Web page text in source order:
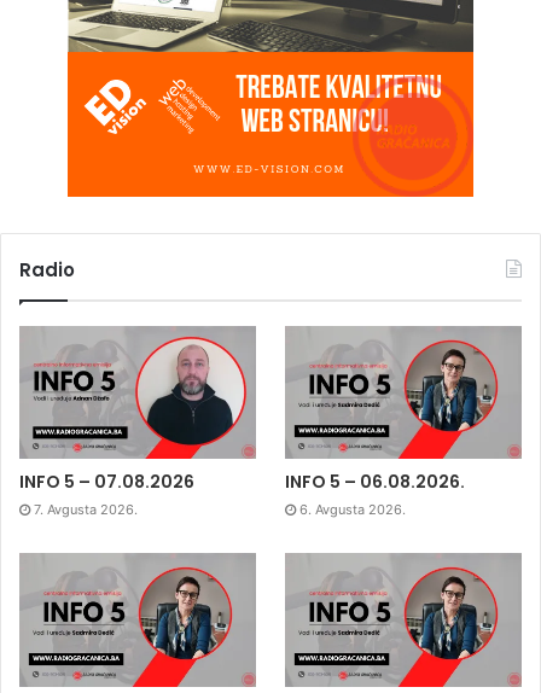
Radio
INFO 5 – 07.08.2026
7. Avgusta 2026.
INFO 5 – 06.08.2026.
6. Avgusta 2026.